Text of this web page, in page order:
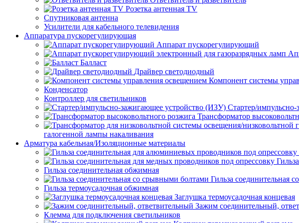
Розетка антенная TV
Спутниковая антенна
Усилители для кабельного телевидения
Аппаратура пускорегулирующая
Аппарат пускорегулирующий
Балласт
Драйвер светодиодный
Компонент системы
Конденсатор
Контроллер для светильников
Стартер/
Трансформатор
галогенной лампы накаливания
Арматура кабельная/Изоляционные материалы
Гильза соединительная обжимная
Гильза соединительная
Гильза термоусадочная обжимная
Заглушка термоусадочная концевая
Зажим соединительный,
Клемма для подключения светильников